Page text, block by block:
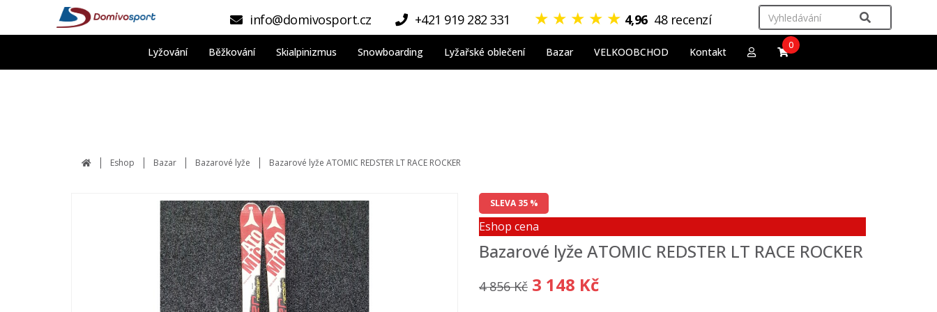
info@domivosport.cz +421 919 282 331 ★ ★ ★ ★ ★ 4,96 48 recenzí
Lyžování Běžkování Skialpinizmus Snowboarding Lyžařské oblečení Bazar VELKOOBCHOD Kontakt
0
Eshop Bazar Bazarové lyže Bazarové lyže ATOMIC REDSTER LT RACE ROCKER
SLEVA 35 %
Eshop cena
Bazarové lyže ATOMIC REDSTER LT RACE ROCKER
4 856 Kč 3 148 Kč